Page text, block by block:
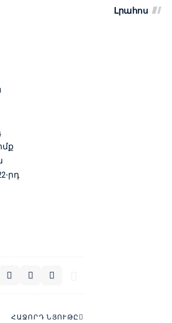
րդ
ՀԱՋՈՐԴ ՆՅՈՒԹԸ
Լրահոս